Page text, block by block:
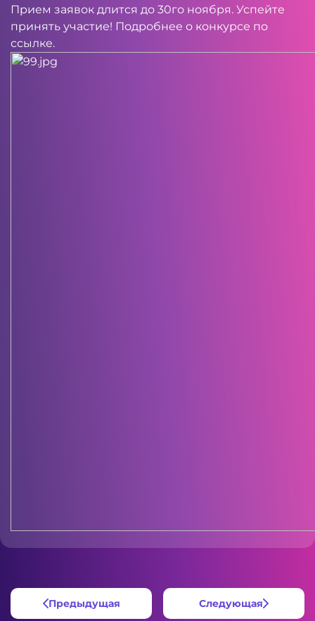
Прием заявок длится до 30го ноября. Успейте
принять участие! Подробнее о конкурсе по
ссылке.
Предыдущая Следующая